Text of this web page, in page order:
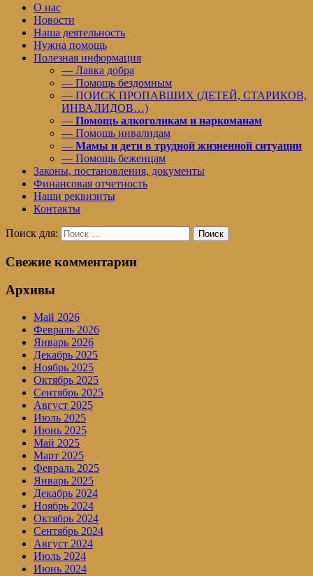
О нас
Новости
Наша деятельность
Нужна помощь
Полезная информация
— Лавка добра
— Помощь бездомным
— ПОИСК ПРОПАВШИХ (ДЕТЕЙ, СТАРИКОВ,
ИНВАЛИДОВ…)
— Помощь алкоголикам и наркоманам
— Помощь инвалидам
— Мамы и дети в трудной жизненной ситуации
— Помощь беженцам
Законы, постановления, документы
Финансовая отчетность
Наши реквизиты
Контакты
Поиск для: Поиск
Свежие комментарии
Архивы
Май 2026
Февраль 2026
Январь 2026
Декабрь 2025
Ноябрь 2025
Октябрь 2025
Сентябрь 2025
Август 2025
Июль 2025
Июнь 2025
Май 2025
Март 2025
Февраль 2025
Январь 2025
Декабрь 2024
Ноябрь 2024
Октябрь 2024
Сентябрь 2024
Август 2024
Июль 2024
Июнь 2024